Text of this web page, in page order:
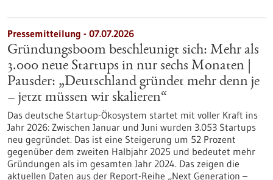
Pressemitteilung - 07.07.2026
Gründungsboom beschleunigt sich: Mehr als
3.000 neue Startups in nur sechs Monaten |
Pausder: „Deutschland gründet mehr denn je
– jetzt müssen wir skalieren“
Das deutsche Startup-Ökosystem startet mit voller Kraft ins
Jahr 2026: Zwischen Januar und Juni wurden 3.053 Startups
neu gegründet. Das ist eine Steigerung um 52 Prozent
gegenüber dem zweiten Halbjahr 2025 und bedeutet mehr
Gründungen als im gesamten Jahr 2024. Das zeigen die
aktuellen Daten aus der Report-Reihe „Next Generation –